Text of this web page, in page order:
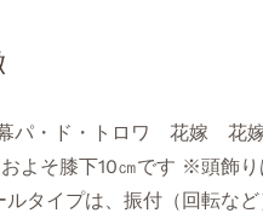
パ・ド・トロワ 花嫁 花嫁
よそ膝下10㎝です ※頭飾
タイプは、振付（回転な